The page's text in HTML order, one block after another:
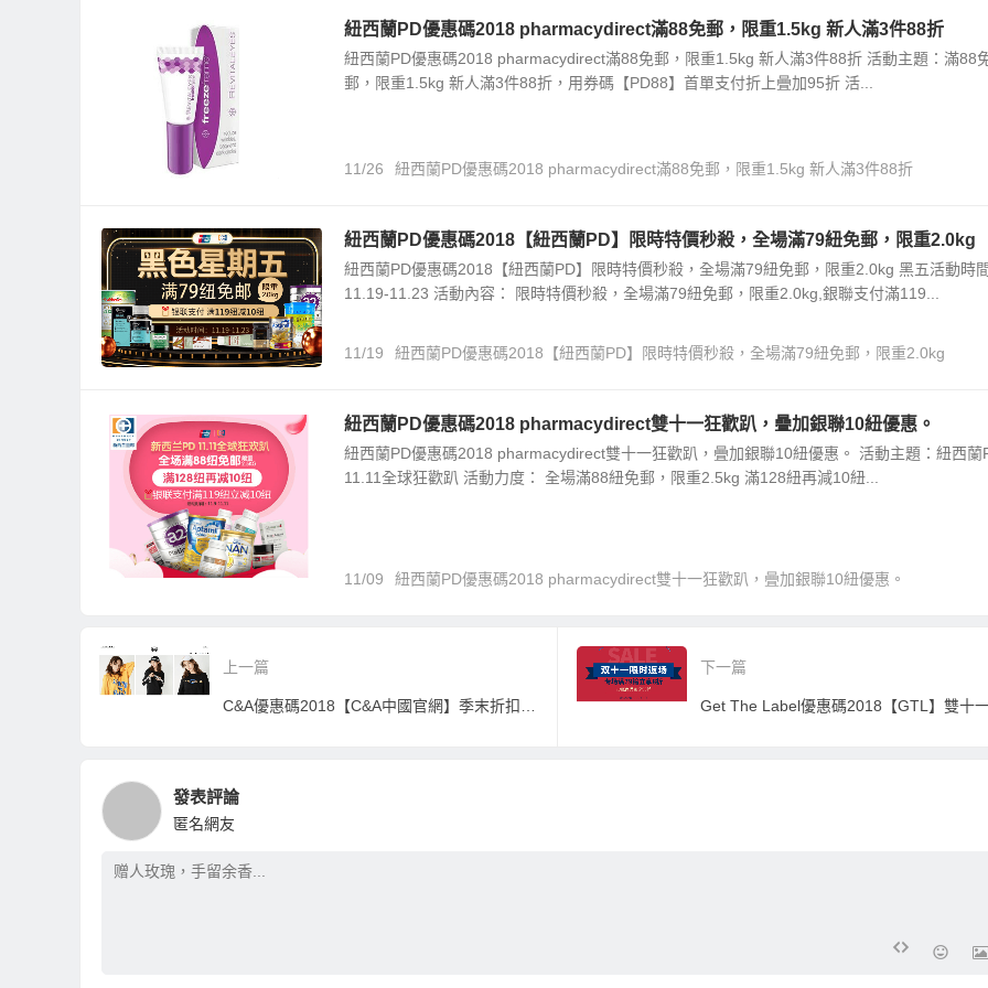
紐西蘭PD優惠碼2018 pharmacydirect滿88免郵，限重1.5kg 新人滿3件88折
紐西蘭PD優惠碼2018 pharmacydirect滿88免郵，限重1.5kg 新人滿3件88折 活動主題：滿88
郵，限重1.5kg 新人滿3件88折，用券碼【PD88】首單支付折上曡加95折 活...
11/26 紐西蘭PD優惠碼2018 pharmacydirect滿88免郵，限重1.5kg 新人滿3件88折
紐西蘭PD優惠碼2018【紐西蘭PD】限時特價秒殺，全場滿79紐免郵，限重2.0kg
紐西蘭PD優惠碼2018【紐西蘭PD】限時特價秒殺，全場滿79紐免郵，限重2.0kg 黑五活動時間
11.19-11.23 活動內容： 限時特價秒殺，全場滿79紐免郵，限重2.0kg,銀聯支付滿119...
11/19 紐西蘭PD優惠碼2018【紐西蘭PD】限時特價秒殺，全場滿79紐免郵，限重2.0kg
紐西蘭PD優惠碼2018 pharmacydirect雙十一狂歡趴，曡加銀聯10紐優惠。
紐西蘭PD優惠碼2018 pharmacydirect雙十一狂歡趴，曡加銀聯10紐優惠。 活動主題：紐西蘭
11.11全球狂歡趴 活動力度： 全場滿88紐免郵，限重2.5kg 滿128紐再減10紐...
11/09 紐西蘭PD優惠碼2018 pharmacydirect雙十一狂歡趴，曡加銀聯10紐優惠。
上一篇 下一篇
發表評論
匿名網友